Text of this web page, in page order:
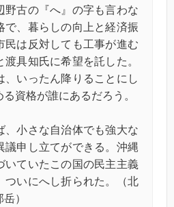
野古の『へ』の字も言わな
で、暮らしの向上と経済振
民は反対しても工事が進む
渡具知氏に希望を託した。
、いったん降りることにし
資格が誰にあるだろう。
、小さな自治体でも強大な
議申し立てができる。沖縄
いていたこの国の民主主義
ついにへし折られた。（北
）